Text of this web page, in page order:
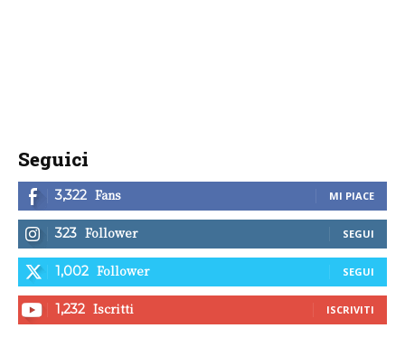
Seguici
3,322 Fans MI PIACE
323 Follower SEGUI
1,002 Follower SEGUI
1,232 Iscritti ISCRIVITI